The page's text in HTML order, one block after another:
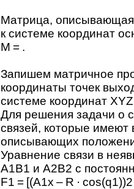
Матрица,
к системе координат
M = .
Запишем матричное
координаты точек
системе координат
Для решения задачи о
связей, которые
описывающих
Уравнение связи в
А1В1 и А2В2 с
F1 = [(A1x – R ·